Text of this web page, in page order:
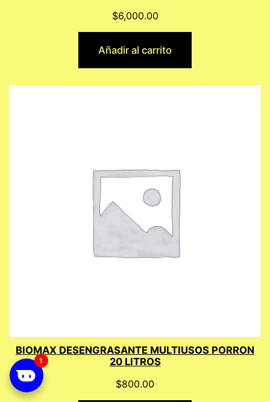
$6,000.00
Añadir al carrito
BIOMAX DESENGRASANTE MULTIUSOS PORRON
20 LITROS
$800.00